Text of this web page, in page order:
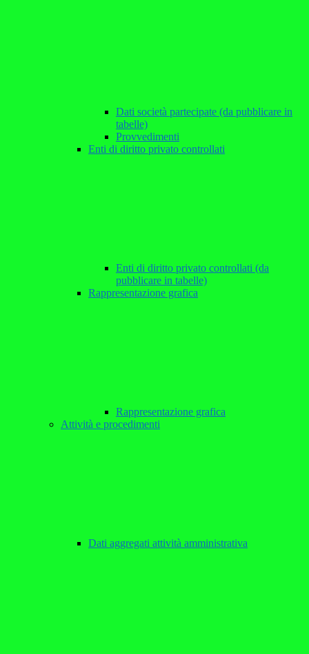
Dati società partecipate (da pubblicare in
tabelle)
Provvedimenti
Enti di diritto privato controllati
Enti di diritto privato controllati (da
pubblicare in tabelle)
Rappresentazione grafica
Rappresentazione grafica
Attività e procedimenti
Dati aggregati attività amministrativa